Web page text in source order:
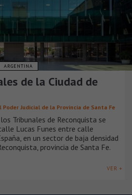
ARGENTINA
de la Ciudad de
Judicial de la Provincia de Santa Fe
Tribunales de Reconquista se
Lucas Funes entre calle
en un sector de baja densidad
provincia de Santa Fe.
VER +